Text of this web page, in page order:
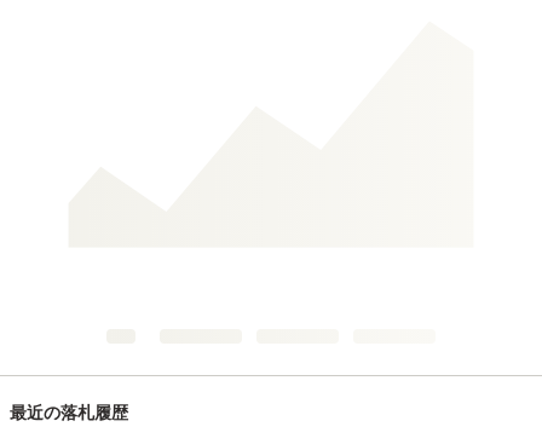
最近の落札履歴